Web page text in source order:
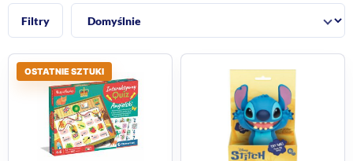
Filtry
Sortuj:
OSTATNIE SZTUKI